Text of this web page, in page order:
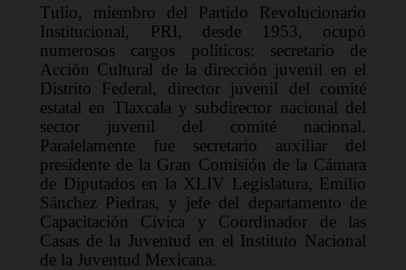
Tulio, miembro del Partido R
Institucional, PRI, desde 1953, ocupó
numerosos cargos políticos:
secretario de
Acción Cultural de la dirección juvenil en el
Distrito Federal,
director juvenil del comité
estatal en Tlaxcala y subdirector nacional del
sector juvenil del comité nacional.
Paralelamente
fue secretario auxiliar del
presidente de la Gran Comisión de la Cámara
de Diputados en la XLIV Legislatura, Emilio
Sánchez Piedras, y jefe del departamento de
Capacitación Cívica y Coordinador de las
Casas de la Juventud en el Instituto Nacional
de la Juventud Mexicana.